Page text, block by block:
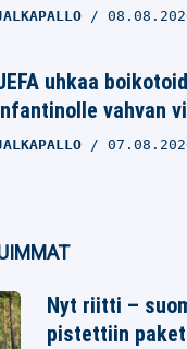
uhkaa
vahvan
Nyt riitti –
pistettiin